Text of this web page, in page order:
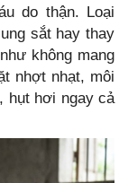
do thận. Loại
sắt hay thay
không mang
nhợt nhạt, môi
hụt hơi ngay cả